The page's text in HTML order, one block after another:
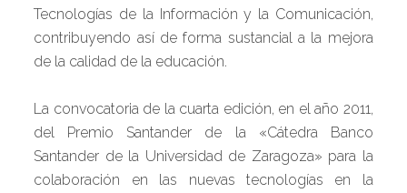
Tecnologías de la Información y la Comunicación,
contribuyendo así de forma sustancial a la mejora
de la calidad de la educación.
La convocatoria de la cuarta edición, en el año 2011,
del Premio Santander de la «Cátedra Banco
Santander de la Universidad de Zaragoza» para la
colaboración en las nuevas tecnologías en la